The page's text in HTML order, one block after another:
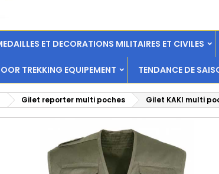
ET DECORATIONS MILITAIRES ET CIVILES
TREKKING EQUIPEMENT TENDANCE DE
Gilet reporter multi poches Gilet KAKI multi